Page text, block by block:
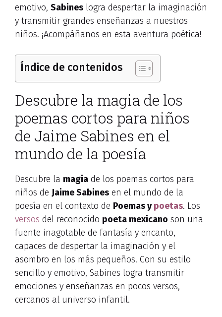
emotivo, Sabines logra despertar la imaginación
y transmitir grandes enseñanzas a nuestros
niños. ¡Acompáñanos en esta aventura poética!
Índice de contenidos
Descubre la magia de los
poemas cortos para niños
de Jaime Sabines en el
mundo de la poesía
Descubre la magia de los poemas cortos para
niños de Jaime Sabines en el mundo de la
poesía en el contexto de Poemas ypoetas. Los
versos del reconocido poeta mexicano son una
fuente inagotable de fantasía y encanto,
capaces de despertar la imaginación y el
asombro en los más pequeños. Con su estilo
sencillo y emotivo, Sabines logra transmitir
emociones y enseñanzas en pocos versos,
cercanos al universo infantil.